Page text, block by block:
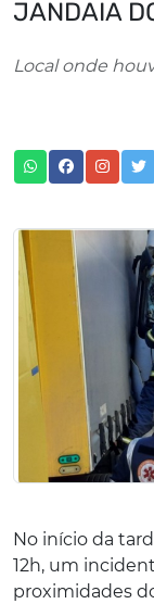
JANDAIA
Local onde
No início da
12h, um
proximidades